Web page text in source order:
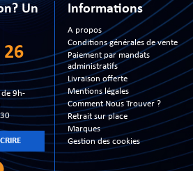
Un
26
9h-
Informations
A propos
Conditions générales de vente
Paiement par mandats
administratifs
Livraison offerte
Mentions légales
Comment Nous Trouver ?
Retrait sur place
Marques
Gestion des cookies